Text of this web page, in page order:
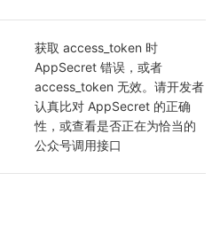
获取 access_token 时
AppSecret 错误，或者
access_token 无效。请开发者
认真比对 AppSecret 的正确
性，或查看是否正在为恰当的
公众号调用接口